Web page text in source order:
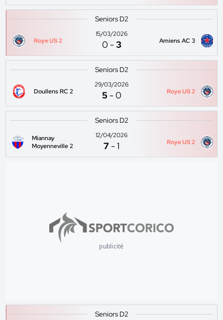
Seniors D2
Roye US 2
15/03/2026
0 -3 Amiens AC 3
Seniors D2
Doullens RC 2
29/03/2026
5 -0 Roye US 2
Seniors D2
Miannay
Moyenneville 2
12/04/2026
7 -1 Roye US 2
publicité
Seniors D2